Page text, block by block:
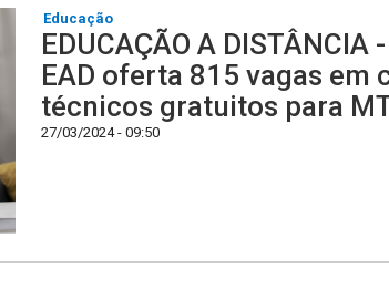
Educação
EDUCAÇÃO A DISTÂNCIA
EAD oferta 815 vagas em
técnicos gratuitos para
27/03/2024 - 09:50